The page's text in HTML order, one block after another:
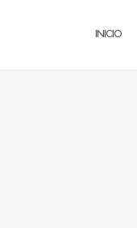
INICIO